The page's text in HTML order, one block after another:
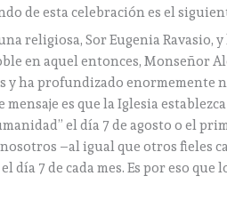
de esta celebración es el
religiosa, Sor Eugenia Ravasio,
en aquel entonces, Monseñor
y ha profundizado enormemente
mensaje es que la Iglesia
el día 7 de agosto o el
–al igual que otros fieles
día 7 de cada mes. Es por eso